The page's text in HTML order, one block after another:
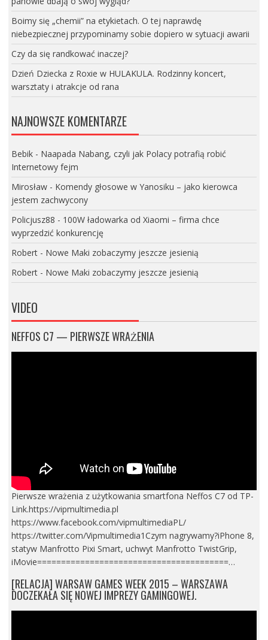
Boimy się „chemii” na etykietach. O tej naprawdę
niebezpiecznej przypominamy sobie dopiero w sytuacji awarii
Czy da się randkować inaczej?
Dzień Dziecka z Roxie w HULAKULA. Rodzinny koncert,
warsztaty i atrakcje od rana
NAJNOWSZE KOMENTARZE
Bebik- Naapada Nabang, czyli jak Polacy potrafią robić
Internetowy fejm
Mirosław- Komendy głosowe w Yanosiku – jako kierowca
jestem zachwycony
Policjusz88 - 100W ładowarka od Xiaomi – firma chce
wyprzedzić konkurencję
Robert- Nowe Maki zobaczymy jeszcze jesienią
Robert- Nowe Maki zobaczymy jeszcze jesienią
VIDEO
NEFFOS C7 — PIERWSZE WRAŻENIA
Pierwsze wrażenia z użytkowania smartfona Neffos C7 od TP-
Link.https://vipmultimedia.pl
https://www.facebook.com/vipmultimediaPL/
https://twitter.com/Vipmultimedia1Czym nagrywamy?iPhone 8,
statyw Manfrotto Pixi Smart, uchwyt Manfrotto TwistGrip,
iMovie========================================…
[RELACJA] WARSAW GAMES WEEK 2015 – WARSZAWA
DOCZEKAŁA SIĘ NOWEJ IMPREZY GAMINGOWEJ.